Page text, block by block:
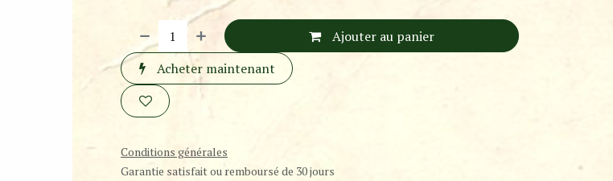
Ajouter au panier
Acheter maintenant
Conditions générales
Garantie satisfait ou remboursé de 30 jours